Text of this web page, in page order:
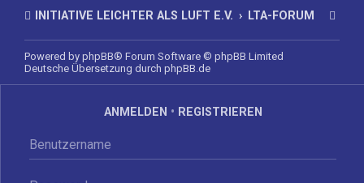
INITIATIVE LEICHTER ALS LUFT E.V. LTA-FORUM
Powered by phpBB® Forum Software © phpBB Limited
Deutsche Übersetzung durch phpBB.de
ANMELDEN • REGISTRIEREN